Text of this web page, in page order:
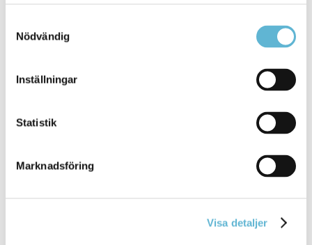
Nödvändig
Inställningar
Statistik
Marknadsföring
Visa detaljer
KONTAKT
Besöksadress
Box 18, 295 21 Bromölla